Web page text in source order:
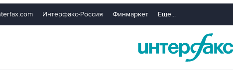
Интерфакс-Россия Финмаркет Еще...